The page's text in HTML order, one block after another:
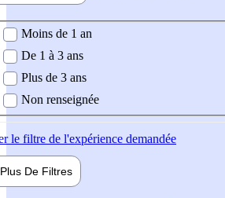
demandée
Moins de 1 an
De 1 à 3 ans
Plus de 3 ans
Non renseignée
le filtre de l'expérience demandée
Plus De Filtres